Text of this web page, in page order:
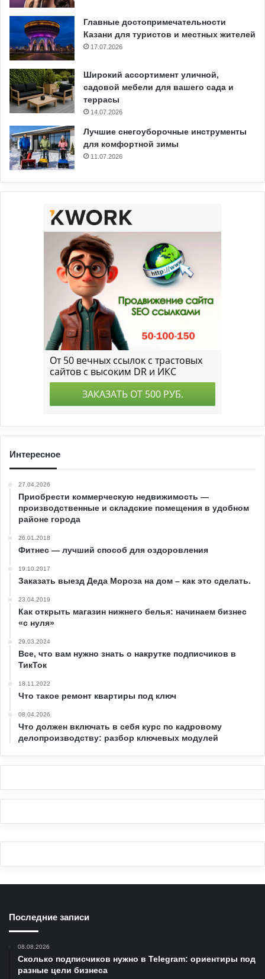
Главные достопримечательности
Казани для туристов и местных жителей
17.07.2026
Широкий ассортимент уличной,
садовой мебели для вашего сада и
террасы
14.07.2026
Лучшие снегоуборочные инструменты
для комфортной зимы
11.07.2026
Интересное
27.04.2026
Приобрести коммерческую недвижимость —
производственные и складские помещения в удобном
районе города
26.01.2018
Фитнес — лучший способ для оздоровления
19.10.2017
Заказать выезд Деда Мороза на дом – как это сделать.
23.04.2019
Как открыть магазин нижнего белья: начинаем бизнес
«с нуля»
29.03.2024
Все, что вам нужно знать о накрутке подписчиков в
ТикТок
18.11.2022
Что такое ремонт квартиры под ключ
08.04.2026
Что должен включать в себя курс по кадровому
делопроизводству: разбор ключевых модулей
Последние записи
08.08.2026
Сколько подписчиков нужно в Telegram: ориентиры под
разные цели бизнеса